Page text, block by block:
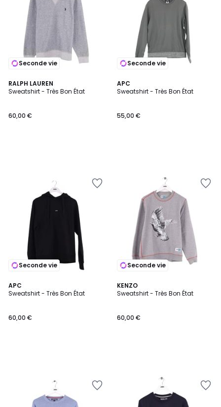
Seconde vie
RALPH LAUREN
Sweatshirt - Très Bon État
60,00 €
Seconde vie
APC
Sweatshirt - Très Bon État
55,00 €
Seconde vie
APC
Sweatshirt - Très Bon État
60,00 €
Seconde vie
KENZO
Sweatshirt - Très Bon État
60,00 €